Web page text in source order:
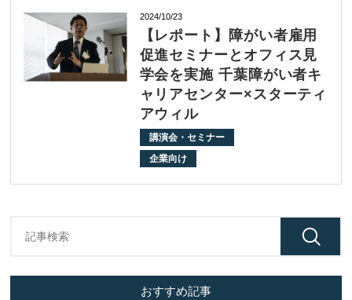
2024/10/23
【レポート】障がい者雇用
促進セミナーとオフィス見
学会を実施 千葉障がい者キ
ャリアセンター×スターティ
アウィル
講演会・セミナー
企業向け
おすすめ記事